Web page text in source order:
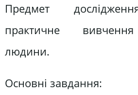
Предмет
практичне
людини.
Основні завдання: